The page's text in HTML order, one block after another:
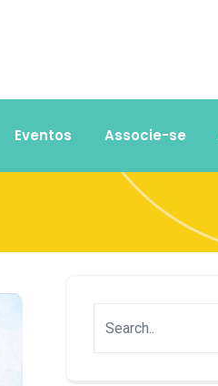
Eventos Associe-se